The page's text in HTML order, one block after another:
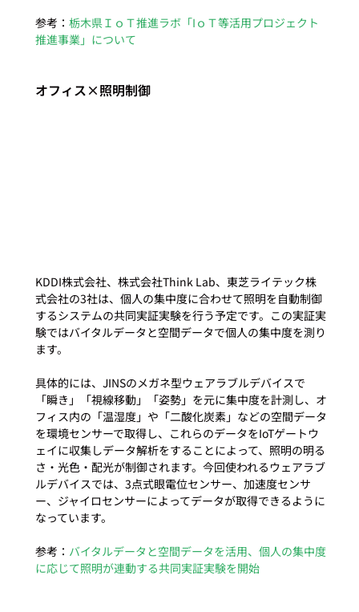
参考： 栃木県ＩｏＴ推進ラボ「IｏＴ等活用プロジェクト
推進事業」について
オフィス×照明制御
KDDI株式会社、株式会社Think Lab、東芝ライテック株
式会社の3社は、個人の集中度に合わせて照明を自動制御
するシステムの共同実証実験を行う予定です。この実証実
験ではバイタルデータと空間データで個人の集中度を測り
ます。
具体的には、JINSのメガネ型ウェアラブルデバイスで
「瞬き」「視線移動」「姿勢」を元に集中度を計測し、オ
フィス内の「温湿度」や「二酸化炭素」などの空間データ
を環境センサーで取得し、これらのデータをIoTゲートウ
ェイに収集しデータ解析をすることによって、照明の明る
さ・光色・配光が制御されます。今回使われるウェアラブ
ルデバイスでは、3点式眼電位センサー、加速度センサ
ー、ジャイロセンサーによってデータが取得できるように
なっています。
参考： バイタルデータと空間データを活用、個人の集中度
に応じて照明が連動する共同実証実験を開始